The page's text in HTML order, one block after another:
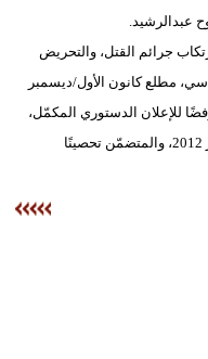
عبدالرشيد.
جرائم القتل، والتحريض
مطلع كانون الأول/ديسمبر
للإعلان الدستوري المكمّل،
الذي أصدره مرسي، في تشرين الثاني/نوفمبر 2012، والمتضمّن تحصينًا